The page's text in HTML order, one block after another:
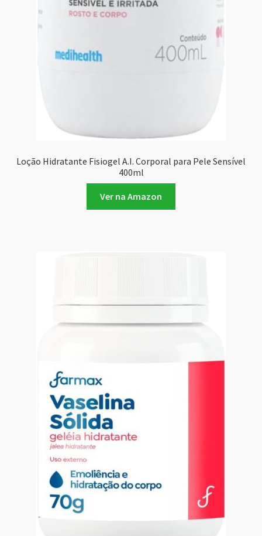
Loção Hidratante Fisiogel A.I. Corporal para Pele Sensível
400ml
Ver na Amazon